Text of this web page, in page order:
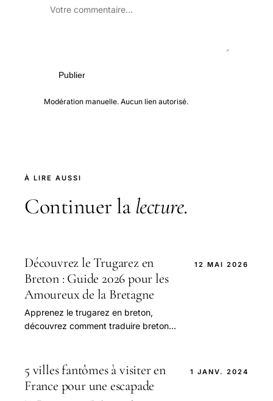
Publier
Modération manuelle. Aucun lien autorisé.
À LIRE AUSSI
Continuer la lecture.
Découvrez le Trugarez en
Breton : Guide 2026 pour les
Amoureux de la Bretagne
Apprenez le trugarez en breton,
découvrez comment traduire breton
concrets et des ressources officielles
comme Atout France et France
Diplomatie
12 MAI 2026
5 villes fantômes à visiter en
France pour une escapade
1 JANV. 2024